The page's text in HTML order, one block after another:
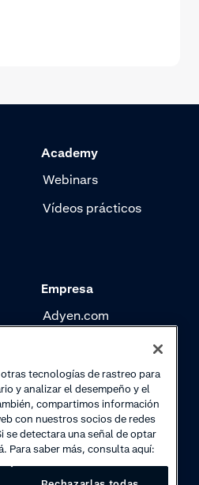
Academy
Webinars
Vídeos prácticos
Empresa
Adyen.com
Newsletter
Trabaja con nosotros
tecnologías de rastreo para
y analizar el desempeño y el
compartimos información
con nuestros socios de redes
se detectara una señal de optar
Para saber más, consulta aquí: